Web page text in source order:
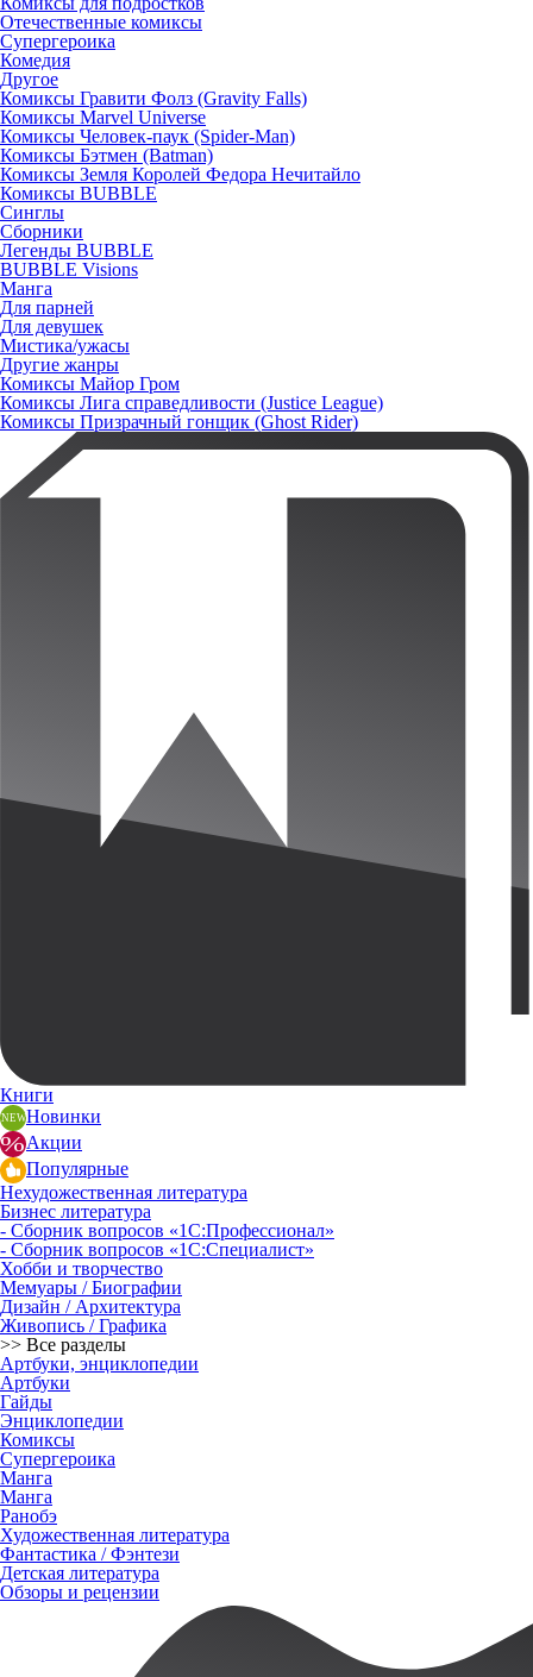
Отечественные комиксы
Супергероика
Комедия
Другое
Комиксы Гравити Фолз (Gravity Falls)
Комиксы Marvel Universe
Комиксы Человек-паук (Spider-Man)
Комиксы Бэтмен (Batman)
Комиксы Земля Королей Федора Нечитайло
Комиксы BUBBLE
Синглы
Сборники
Легенды BUBBLE
BUBBLE Visions
Манга
Для парней
Для девушек
Мистика/ужасы
Другие жанры
Комиксы Майор Гром
Комиксы Лига справедливости (Justice League)
Комиксы Призрачный гонщик (Ghost Rider)
Книги
Новинки
Акции
Популярные
Нехудожественная литература
Бизнес литература
- Сборник вопросов «1С:Профессионал»
- Сборник вопросов «1С:Специалист»
Хобби и творчество
Мемуары / Биографии
Дизайн / Архитектура
Живопись / Графика
>> Все разделы
Артбуки, энциклопедии
Артбуки
Гайды
Энциклопедии
Комиксы
Супергероика
Манга
Манга
Ранобэ
Художественная литература
Фантастика / Фэнтези
Детская литература
Обзоры и рецензии